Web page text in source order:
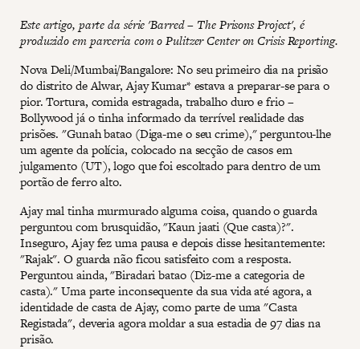
Este artigo, parte da série 'Barred – The Prisons Project', é
produzido em parceria com o Pulitzer Center on Crisis Reporting.
Nova Deli/Mumbai/Bangalore: No seu primeiro dia na prisão
do distrito de Alwar, Ajay Kumar* estava a preparar-se para o
pior. Tortura, comida estragada, trabalho duro e frio –
Bollywood já o tinha informado da terrível realidade das
prisões. "Gunah batao (Diga-me o seu crime)," perguntou-lhe
um agente da polícia, colocado na secção de casos em
julgamento (UT), logo que foi escoltado para dentro de um
portão de ferro alto.
Ajay mal tinha murmurado alguma coisa, quando o guarda
perguntou com brusquidão, "Kaun jaati (Que casta)?".
Inseguro, Ajay fez uma pausa e depois disse hesitantemente:
"Rajak". O guarda não ficou satisfeito com a resposta.
Perguntou ainda, "Biradari batao (Diz-me a categoria de
casta)." Uma parte inconsequente da sua vida até agora, a
identidade de casta de Ajay, como parte de uma "Casta
Registada", deveria agora moldar a sua estadia de 97 dias na
prisão.